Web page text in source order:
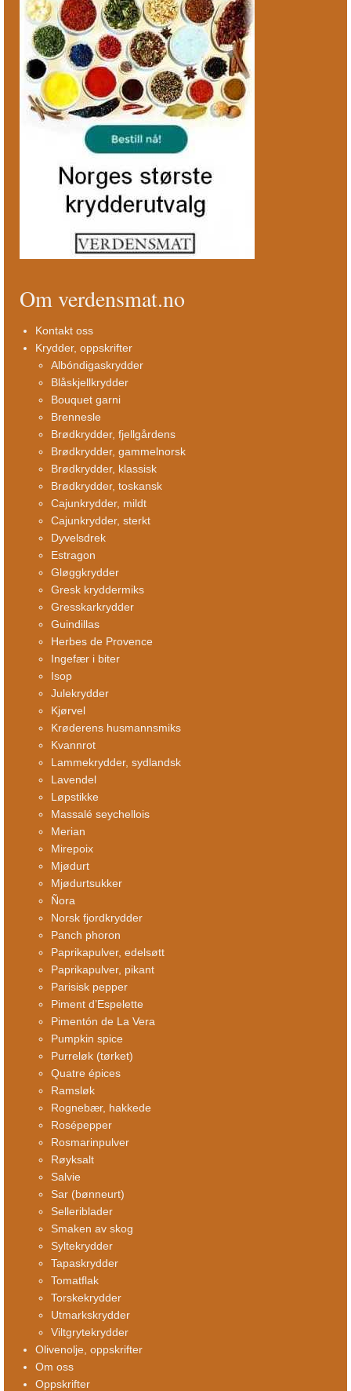
Om verdensmat.no
Kontakt oss
Krydder, oppskrifter
Albóndigaskrydder
Blåskjellkrydder
Bouquet garni
Brennesle
Brødkrydder, fjellgårdens
Brødkrydder, gammelnorsk
Brødkrydder, klassisk
Brødkrydder, toskansk
Cajunkrydder, mildt
Cajunkrydder, sterkt
Dyvelsdrek
Estragon
Gløggkrydder
Gresk kryddermiks
Gresskarkrydder
Guindillas
Herbes de Provence
Ingefær i biter
Isop
Julekrydder
Kjørvel
Krøderens husmannsmiks
Kvannrot
Lammekrydder, sydlandsk
Lavendel
Løpstikke
Massalé seychellois
Merian
Mirepoix
Mjødurt
Mjødurtsukker
Ñora
Norsk fjordkrydder
Panch phoron
Paprikapulver, edelsøtt
Paprikapulver, pikant
Parisisk pepper
Piment d’Espelette
Pimentón de La Vera
Pumpkin spice
Purreløk (tørket)
Quatre épices
Ramsløk
Rognebær, hakkede
Rosépepper
Rosmarinpulver
Røyksalt
Salvie
Sar (bønneurt)
Selleriblader
Smaken av skog
Syltekrydder
Tapaskrydder
Tomatflak
Torskekrydder
Utmarkskrydder
Viltgrytekrydder
Olivenolje, oppskrifter
Om oss
Oppskrifter